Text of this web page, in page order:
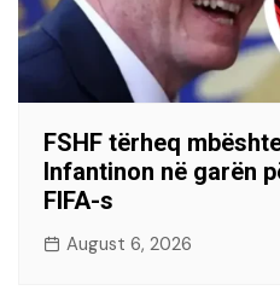
FSHF tërheq
Infantinon në garën
FIFA-s
August 6, 2026